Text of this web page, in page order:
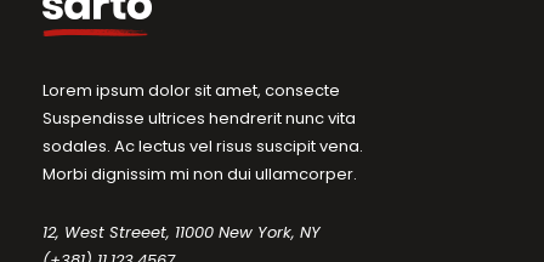
Lorem ipsum dolor sit amet, consecte
Suspendisse ultrices hendrerit nunc vita
sodales. Ac lectus vel risus suscipit vena.
Morbi dignissim mi non dui ullamcorper.
12, West Streeet, 11000 New York, NY